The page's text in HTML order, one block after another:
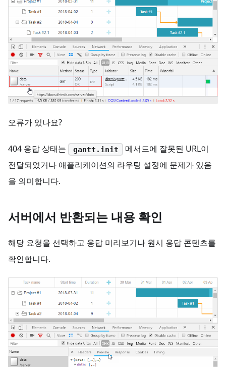
오류가 있나요?
404 응답 상태는 gantt.init
메서드에 잘못된 URL이
전달되었거나 애플리케이션의 라우팅 설정에 문제가 있음
을 의미합니다.
서버에서 반환되는 내용 확인
해당 요청을 선택하고 응답 미리보기나 원시 응답 콘텐츠를
확인합니다.